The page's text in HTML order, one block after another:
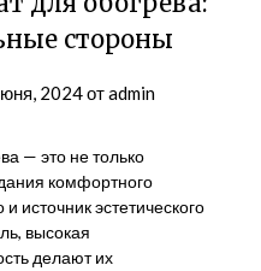
стороны
2024отadmin
— это не только
комфортного
источник эстетического
высокая
делают их